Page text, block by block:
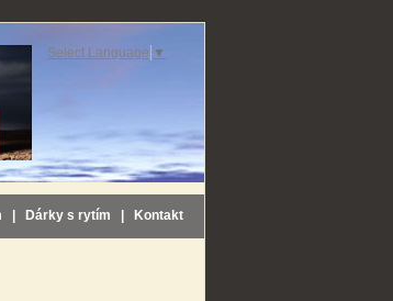
Select Language ▼
Dárky s rytím Kontakt